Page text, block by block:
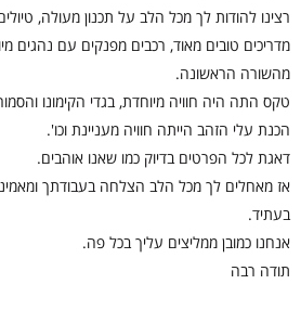
רצינו להודות לך מכל הלב על תכנון מעולה,
מדריכים טובים מאוד, רכבים מפנקים עם נהגים
מהשורה הראשונה.
טקס התה היה חוויה מיוחדת, בגדי הקימונו
הכנת עלי הזהב הייתה חוויה מעניינת וכו'.
דאגת לכל הפרטים בדיוק כמו שאנו אוהבים.
אז מאחלים לך מכל הלב הצלחה בעבודתך
בעתיד.
אנחנו כמובן ממליצים עליך בכל פה.
תודה רבה